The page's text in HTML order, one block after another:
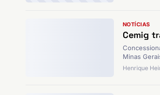
NOTÍCIAS
Cemig
Minas
Henrique